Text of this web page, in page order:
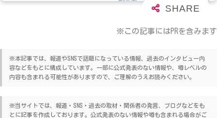
※この記事にはPRを含みます
※本記事では、報道やSNSで話題になっている情報、過去のインタビュー内
容などをもとに構成しています。一部に公式発表のない情報や、噂レベルの
内容も含まれる可能性がありますので、ご理解のうえお読みください。
※当サイトでは、報道・SNS・過去の取材・関係者の発言、ブログなどをも
とに記事を作成しております。公式発表のない情報や噂も含まれる場合がご